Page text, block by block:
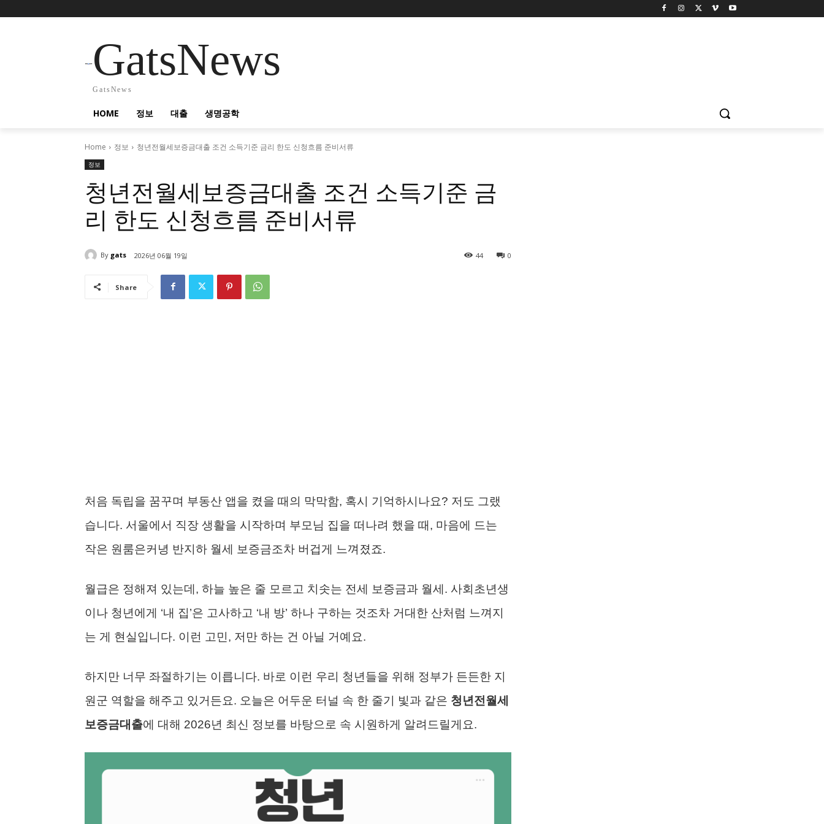
GatsNews
GatsNews
HOME 정보 대출 생명공학
Home 정보 청년전월세보증금대출 조건 소득기준 금리 한도 신청흐름 준비서류
정보
청년전월세보증금대출 조건 소득기준 금
리 한도 신청흐름 준비서류
By gats 2026년 06월 19일 0
44
Share
처음 독립을 꿈꾸며 부동산 앱을 켰을 때의 막막함, 혹시 기억하시나요? 저도 그랬
습니다. 서울에서 직장 생활을 시작하며 부모님 집을 떠나려 했을 때, 마음에 드는
작은 원룸은커녕 반지하 월세 보증금조차 버겁게 느껴졌죠.
월급은 정해져 있는데, 하늘 높은 줄 모르고 치솟는 전세 보증금과 월세. 사회초년생
이나 청년에게 ‘내 집’은 고사하고 ‘내 방’ 하나 구하는 것조차 거대한 산처럼 느껴지
는 게 현실입니다. 이런 고민, 저만 하는 건 아닐 거예요.
하지만 너무 좌절하기는 이릅니다. 바로 이런 우리 청년들을 위해 정부가 든든한 지
원군 역할을 해주고 있거든요. 오늘은 어두운 터널 속 한 줄기 빛과 같은 청년전월세
보증금대출에 대해 2026년 최신 정보를 바탕으로 속 시원하게 알려드릴게요.